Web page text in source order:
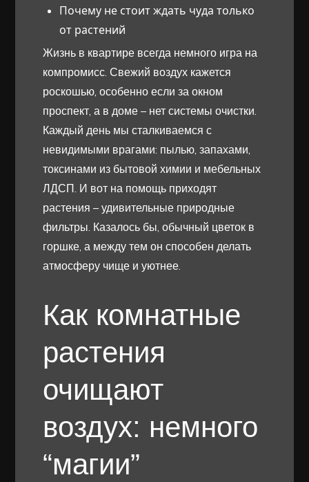
Почему не стоит ждать чуда только
от растений
Жизнь в квартире всегда немного игра на
компромисс. Свежий воздух кажется
роскошью, особенно если за окном
проспект, а в доме – нет системы очистки.
Каждый день мы сталкиваемся с
невидимыми врагами: пылью, запахами,
токсинами из бытовой химии и мебельных
ЛДСП. И вот на помощь приходят
растения – удивительные природные
фильтры. Казалось бы, обычный цветок в
горшке, а между тем он способен делать
атмосферу чище и уютнее.
Как комнатные
растения
очищают
воздух: немного
“магии”